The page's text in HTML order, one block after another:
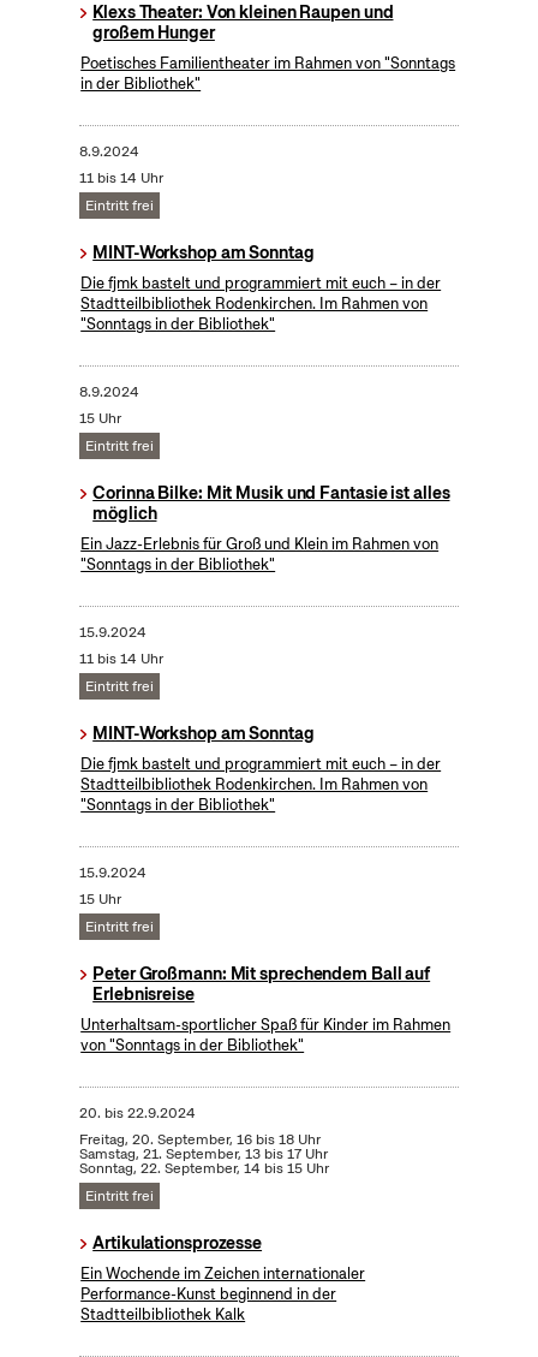
Klexs Theater: Von kleinen Raupen und
großem Hunger
Poetisches Familientheater im Rahmen von "Sonntags
in der Bibliothek"
8.9.2024
11 bis 14 Uhr
Eintritt frei
MINT-Workshop am Sonntag
Die fjmk bastelt und programmiert mit euch – in der
Stadtteilbibliothek Rodenkirchen. Im Rahmen von
"Sonntags in der Bibliothek"
8.9.2024
15 Uhr
Eintritt frei
Corinna Bilke: Mit Musik und Fantasie ist alles
möglich
Ein Jazz-Erlebnis für Groß und Klein im Rahmen von
"Sonntags in der Bibliothek"
15.9.2024
11 bis 14 Uhr
Eintritt frei
MINT-Workshop am Sonntag
Die fjmk bastelt und programmiert mit euch – in der
Stadtteilbibliothek Rodenkirchen. Im Rahmen von
"Sonntags in der Bibliothek"
15.9.2024
15 Uhr
Eintritt frei
Peter Großmann: Mit sprechendem Ball auf
Erlebnisreise
Unterhaltsam-sportlicher Spaß für Kinder im Rahmen
von "Sonntags in der Bibliothek"
20. bis22.9.2024
Freitag, 20. September, 16 bis 18 Uhr
Samstag, 21. September, 13 bis 17 Uhr
Sonntag, 22. September, 14 bis 15 Uhr
Eintritt frei
Artikulationsprozesse
Ein Wochende im Zeichen internationaler
Performance-Kunst beginnend in der
Stadtteilbibliothek Kalk